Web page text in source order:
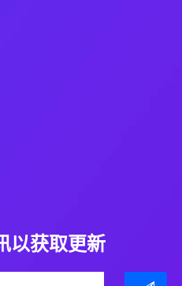
以获取更新